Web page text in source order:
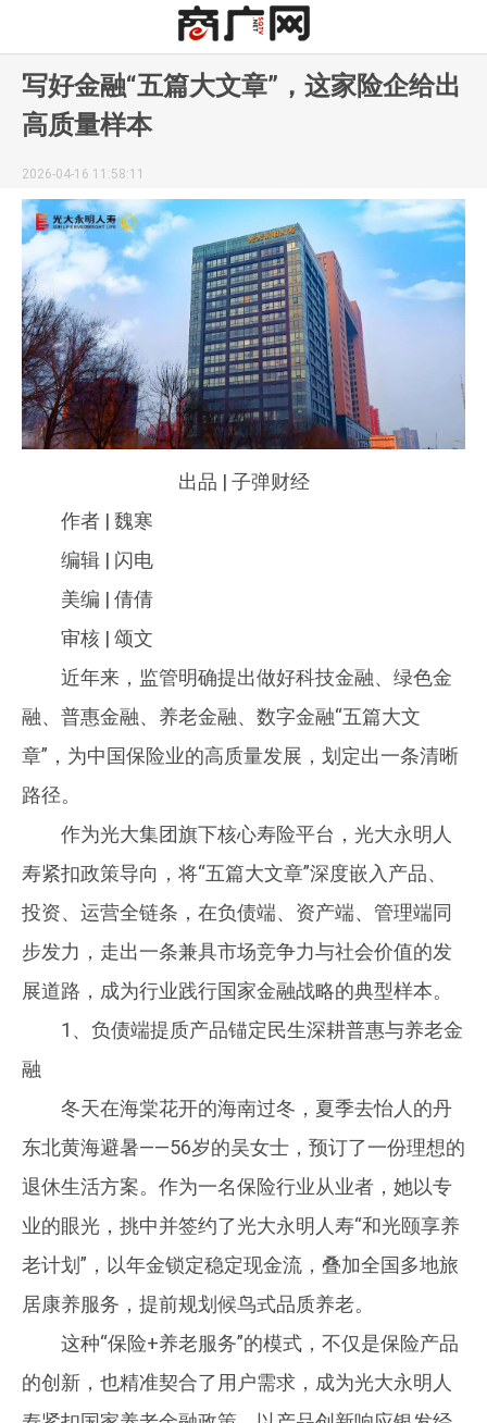
写好金融“五篇大文章”，这家险企给出
高质量样本
2026-04-16 11:58:11
出品 | 子弹财经
作者 | 魏寒
编辑 | 闪电
美编 | 倩倩
审核 | 颂文
近年来，监管明确提出做好科技金融、绿色金
融、普惠金融、养老金融、数字金融“五篇大文
章”，为中国保险业的高质量发展，划定出一条清晰
路径。
作为光大集团旗下核心寿险平台，光大永明人
寿紧扣政策导向，将“五篇大文章”深度嵌入产品、
投资、运营全链条，在负债端、资产端、管理端同
步发力，走出一条兼具市场竞争力与社会价值的发
展道路，成为行业践行国家金融战略的典型样本。
1、负债端提质产品锚定民生深耕普惠与养老金
融
冬天在海棠花开的海南过冬，夏季去怡人的丹
东北黄海避暑——56岁的吴女士，预订了一份理想的
退休生活方案。作为一名保险行业从业者，她以专
业的眼光，挑中并签约了光大永明人寿“和光颐享养
老计划”，以年金锁定稳定现金流，叠加全国多地旅
居康养服务，提前规划候鸟式品质养老。
这种“保险+养老服务”的模式，不仅是保险产品
的创新，也精准契合了用户需求，成为光大永明人